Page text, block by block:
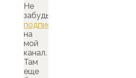
Не
забудьте
подписаться
на
мой
канал.
Там
еще